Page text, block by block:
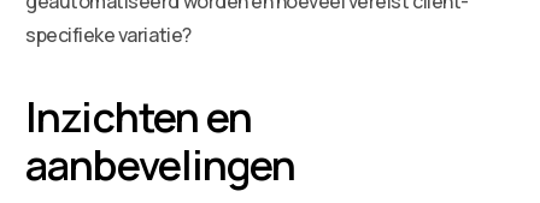
specifieke variatie?
Inzichten en
aanbevelingen